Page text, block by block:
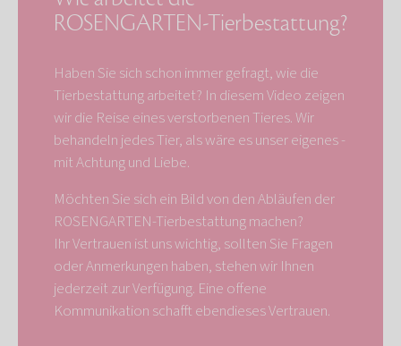
ROSENGARTEN-Tierbestattung?
Haben Sie sich schon immer gefragt, wie die
Tierbestattung arbeitet? In diesem Video zeigen
wir die Reise eines verstorbenen Tieres. Wir
behandeln jedes Tier, als wäre es unser eigenes -
mit Achtung und Liebe.
Möchten Sie sich ein Bild von den Abläufen der
ROSENGARTEN-Tierbestattung machen?
Ihr Vertrauen ist uns wichtig, sollten Sie Fragen
oder Anmerkungen haben, stehen wir Ihnen
jederzeit zur Verfügung. Eine offene
Kommunikation schafft ebendieses Vertrauen.